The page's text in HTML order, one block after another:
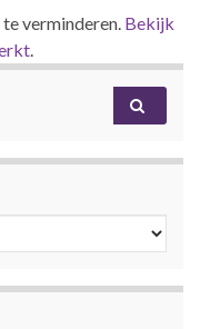
verminderen. Bekijk
.